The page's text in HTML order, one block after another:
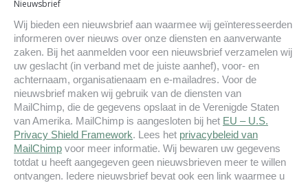
Nieuwsbrief
Wij bieden een nieuwsbrief aan waarmee wij geïnteresseerden
informeren over nieuws over onze diensten en aanverwante
zaken. Bij het aanmelden voor een nieuwsbrief verzamelen wij
uw geslacht (in verband met de juiste aanhef), voor- en
achternaam, organisatienaam en e-mailadres. Voor de
nieuwsbrief maken wij gebruik van de diensten van
MailChimp, die de gegevens opslaat in de Verenigde Staten
van Amerika. MailChimp is aangesloten bij het EU – U.S.
Privacy Shield Framework. Lees het privacybeleid van
MailChimp voor meer informatie. Wij bewaren uw gegevens
totdat u heeft aangegeven geen nieuwsbrieven meer te willen
ontvangen. Iedere nieuwsbrief bevat ook een link waarmee u